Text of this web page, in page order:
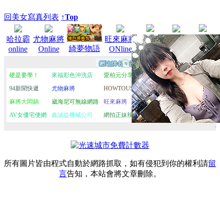
回美女寫真列表 ↑Top
哈拉霸
online
尤物麻將
Online
綺夢物語
旺來麻將
ONline
麻將大
悶鍋
A383
影音城
榮耀騎
士團
所有圖片皆由程式自動於網路抓取，如有侵犯到你的權利請留
言告知，本站會將文章刪除。